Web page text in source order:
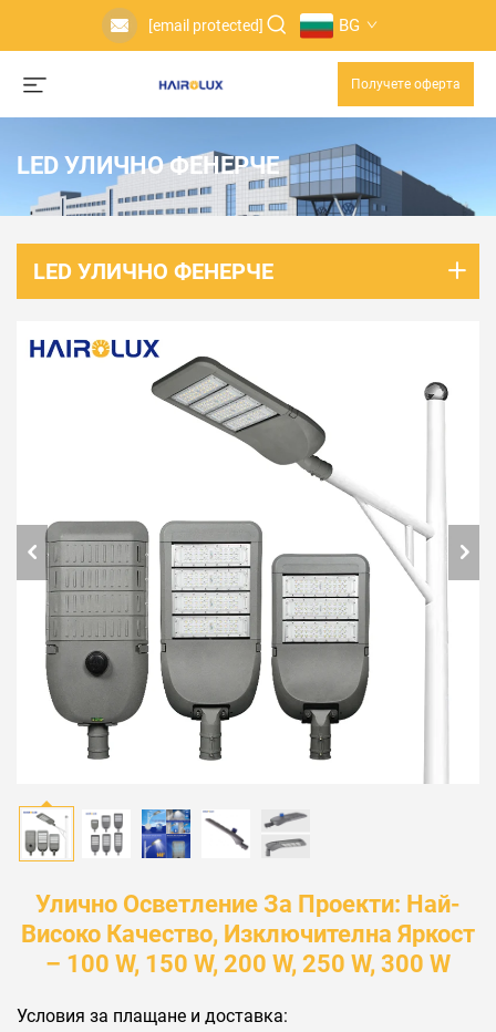
[email protected] BG
Получете оферта
LED УЛИЧНО ФЕНЕРЧЕ
LED УЛИЧНО ФЕНЕРЧЕ
Улично Осветление За Проекти: Най-
Високо Качество, Изключителна Яркост
– 100 W, 150 W, 200 W, 250 W, 300 W
Условия за плащане и доставка: